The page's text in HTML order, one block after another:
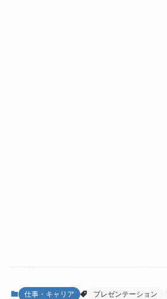
仕事・キャリア プレゼンテーション